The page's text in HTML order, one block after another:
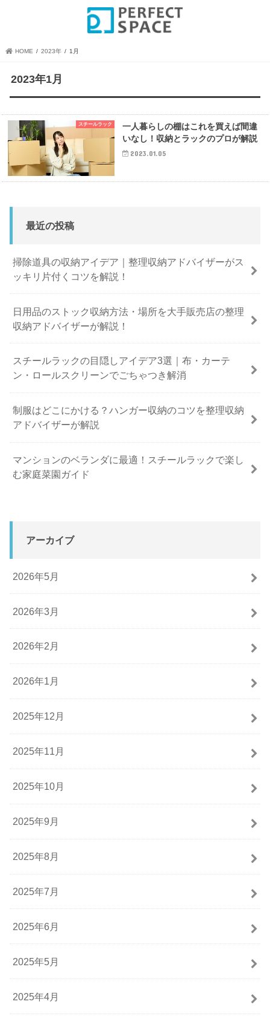
HOME 2023年 1月
2023年1月
スチールラック
一人暮らしの棚はこれを買えば間違
いなし！収納とラックのプロが解説
2023.01.05
最近の投稿
掃除道具の収納アイデア｜整理収納アドバイザーがス
ッキリ片付くコツを解説！
日用品のストック収納方法・場所を大手販売店の整理
収納アドバイザーが解説！
スチールラックの目隠しアイデア3選｜布・カーテ
ン・ロールスクリーンでごちゃつき解消
制服はどこにかける？ハンガー収納のコツを整理収納
アドバイザーが解説
マンションのベランダに最適！スチールラックで楽し
む家庭菜園ガイド
アーカイブ
2026年5月
2026年3月
2026年2月
2026年1月
2025年12月
2025年11月
2025年10月
2025年9月
2025年8月
2025年7月
2025年6月
2025年5月
2025年4月